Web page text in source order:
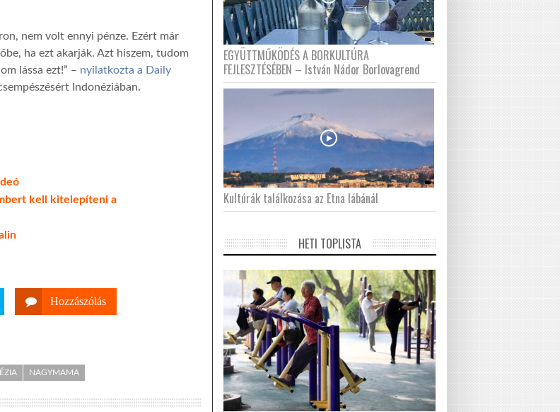
nem volt ennyi pénze. Ezért már
ha ezt akarják. Azt hiszem, tudom
lássa ezt!” – nyilatkozta a Daily
Indonéziában.
kell kitelepíteni a
Hozzászólás
NAGYMAMA
EGYÜTTMŰKÖDÉS A BORKULTÚRA
FEJLESZTÉSÉBEN – István Nádor Borlovagrend
Kultúrák találkozása az Etna lábánál
HETI TOPLISTA